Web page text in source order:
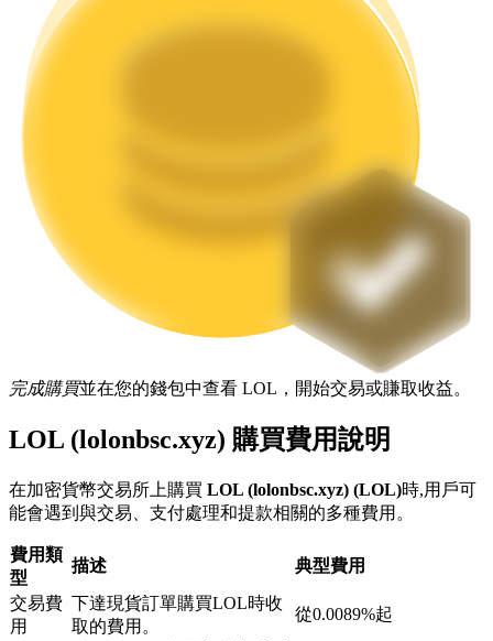
Launchpool
活期質押獲得熱門資產
完成購買並在您的錢包中查看 LOL，開始交易或賺取收益。
LOL (lolonbsc.xyz) 購買費用說明
在加密貨幣交易所上購買 LOL (lolonbsc.xyz) (LOL)時,用戶可
能會遇到與交易、支付處理和提款相關的多種費用。
費用類
型
描述
典型費用
交易費
用
下達現貨訂單購買LOL時收
取的費用。
從0.0089%起